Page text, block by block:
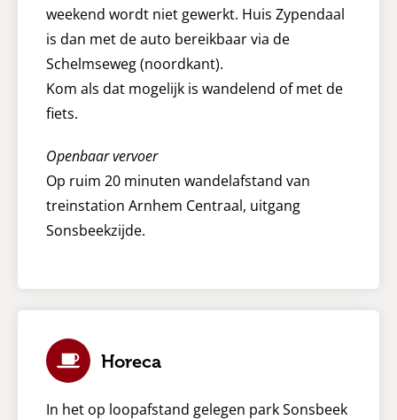
weekend wordt niet gewerkt. Huis Zypendaal
is dan met de auto bereikbaar via de
Schelmseweg (noordkant).
Kom als dat mogelijk is wandelend of met de
fiets.
Openbaar vervoer
Op ruim 20 minuten wandelafstand van
treinstation Arnhem Centraal, uitgang
Sonsbeekzijde.
Horeca
In het op loopafstand gelegen park Sonsbeek